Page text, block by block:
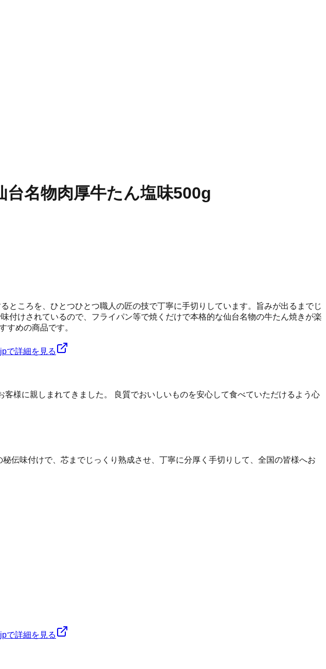
台名物肉厚牛たん塩味500g
ころを、ひとつひとつ職人の匠の技で丁寧に手切りしています。旨みが出るまでじ
付けされているので、フライパン等で焼くだけで本格的な仙台名物の牛たん焼きが楽
すめの商品です。
で詳細を見る
様に親しまれてきました。 良質でおいしいものを安心して食べていただけるよう心
伝味付けで、芯までじっくり熟成させ、丁寧に分厚く手切りして、全国の皆様へお
で詳細を見る